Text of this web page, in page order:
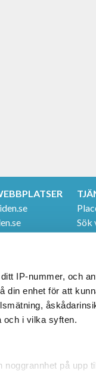
IP-nummer, och
din enhet för att
och i vilka syften.
på upp
Sök